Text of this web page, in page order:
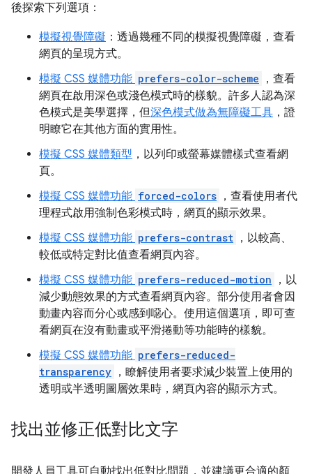
後探索下列選項：
模擬視覺障礙 ：透過幾種不同的模擬視覺障礙，查看
網頁的呈現方式。
模擬 CSS 媒體功能 prefers-color-scheme
，查看
網頁在啟用深色或淺色模式時的樣貌。許多人認為深
色模式是美學選擇，但深色模式做為無障礙工具 ，證
明瞭它在其他方面的實用性。
模擬 CSS 媒體類型 ，以列印或螢幕媒體樣式查看網
頁。
模擬 CSS 媒體功能 forced-colors ，查看使用者代
理程式啟用強制色彩模式時，網頁的顯示效果。
模擬 CSS 媒體功能 prefers-contrast ，以較高、
較低或特定對比值查看網頁內容。
模擬 CSS 媒體功能 prefers-reduced-motion
，以
減少動態效果的方式查看網頁內容。部分使用者會因
動畫內容而分心或感到噁心。使用這個選項，即可查
看網頁在沒有動畫或平滑捲動等功能時的樣貌。
模擬 CSS 媒體功能 prefers-reduced-
transparency ，瞭解使用者要求減少裝置上使用的
透明或半透明圖層效果時，網頁內容的顯示方式。
找出並修正低對比文字